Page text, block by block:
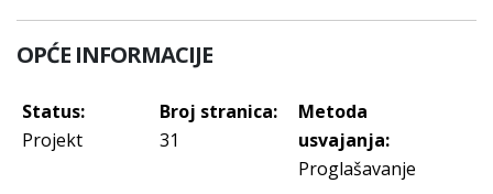
OPĆE INFORMACIJE
Status:
Projekt
Broj stranica:
31
Metoda
usvajanja:
Proglašavanje